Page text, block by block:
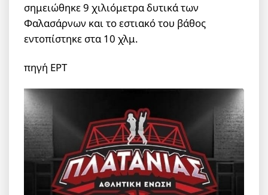
σημειώθηκε 9 χιλιόμετρα δυτικά των
Φαλασάρνων και το εστιακό του βάθος
εντοπίστηκε στα 10 χλμ.
πηγή ΕΡΤ